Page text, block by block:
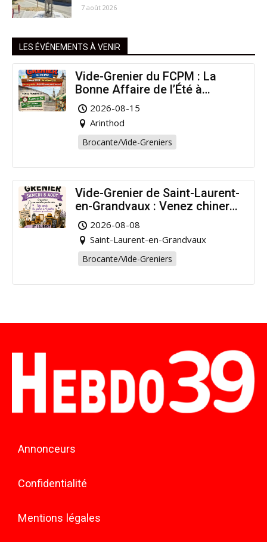
7 août 2026
LES ÉVÉNEMENTS À VENIR
Vide-Grenier du FCPM : La
Bonne Affaire de l’Été à
Arinthod !
2026-08-15
Arinthod
Brocante/Vide-Greniers
Vide-Grenier de Saint-Laurent-
en-Grandvaux : Venez chiner
pour la bonne cause !
2026-08-08
Saint-Laurent-en-Grandvaux
Brocante/Vide-Greniers